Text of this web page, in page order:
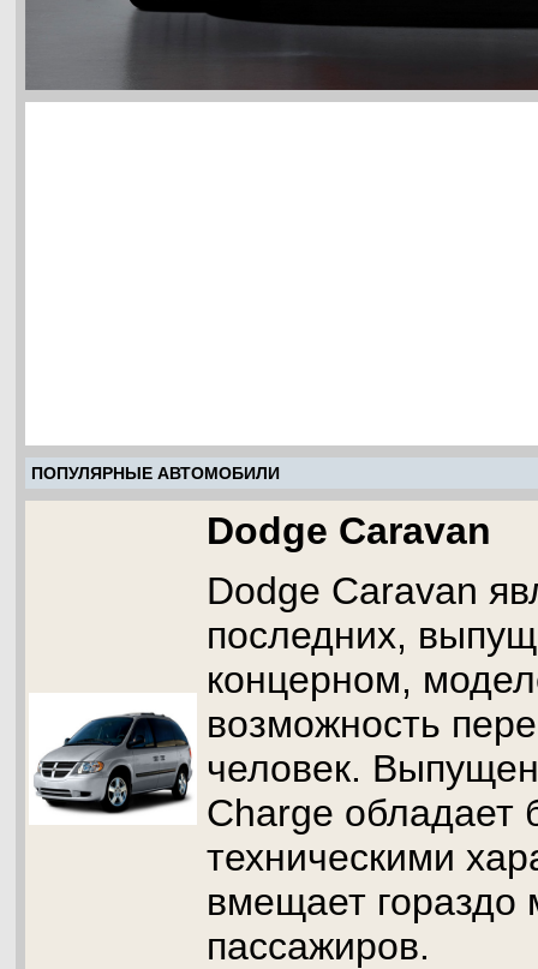
ПОПУЛЯРНЫЕ АВТОМОБИЛИ
Dodge Caravan
Dodge Caravan
последних,
концерном,
возможность
человек.
Charge
техническими
вмещает
пассажиров.